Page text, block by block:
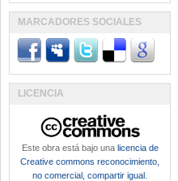
MARCADORES SOCIALES
LICENCIA
Este obra está bajo una licencia de
Creative commons reconocimiento,
no comercial, compartir igual